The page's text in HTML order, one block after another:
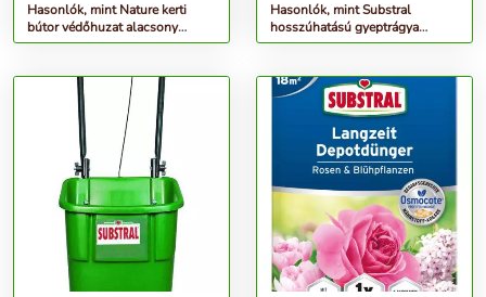
Hasonlók, mint Nature kerti
bútor védőhuzat alacsony
bútorhoz 250 x 250 x 70 cm
Hasonlók, mint Substral
hosszúhatású gyeptrágya
250m2 - 5kg (készlet erejéig!)